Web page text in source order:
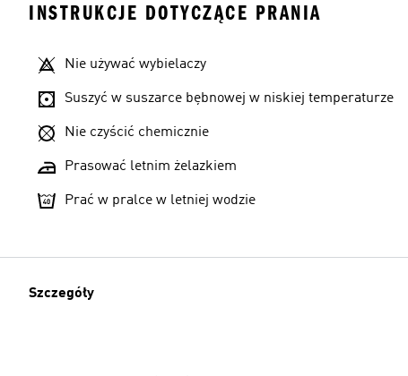
INSTRUKCJE DOTYCZĄCE PRANIA
Nie używać wybielaczy
Suszyć w suszarce bębnowej w niskiej temperaturze
Nie czyścić chemicznie
Prasować letnim żelazkiem
Prać w pralce w letniej wodzie
Szczegóły